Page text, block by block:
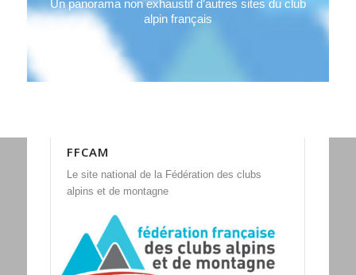
Un panorama non exhaustif d’autres sites du club
alpin français
FFCAM
Le site national de la Fédération des clubs
alpins et de montagne